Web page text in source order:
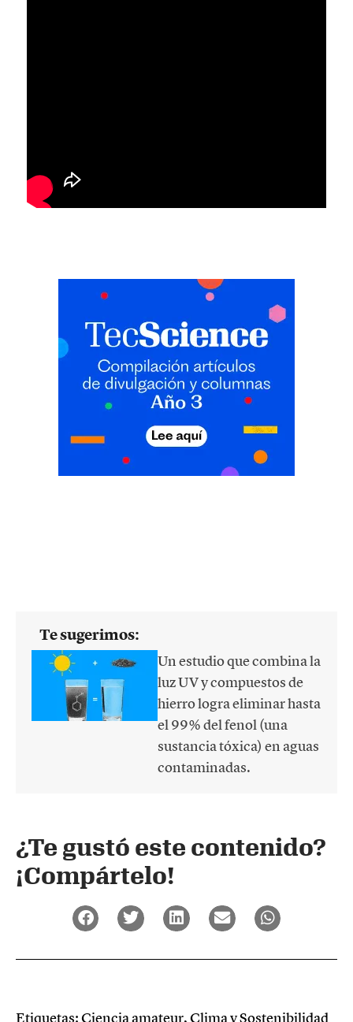
Te sugerimos:
Un estudio que combina la
luz UV y compuestos de
hierro logra eliminar hasta
el 99% del fenol (una
sustancia tóxica) en aguas
contaminadas.
¿Te gustó este contenido?
¡Compártelo!
Etiquetas:Ciencia amateur,Clima y Sostenibilidad